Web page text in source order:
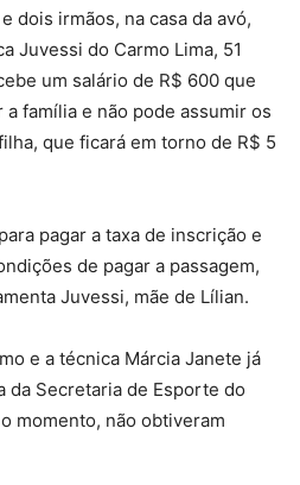
dois irmãos, na casa da avó,
Juvessi do Carmo Lima, 51
um salário de R$ 600 que
família e não pode assumir os
que ficará em torno de R$ 5
pagar a taxa de inscrição e
de pagar a passagem,
Juvessi, mãe de Lílian.
e a técnica Márcia Janete já
da Secretaria de Esporte do
momento, não obtiveram